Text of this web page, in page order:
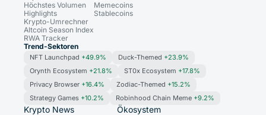
Höchstes Volumen
Highlights
Krypto-Umrechner
Altcoin Season Index
RWA Tracker
Memecoins
Stablecoins
Trend-Sektoren
NFT Launchpad +49.9% Duck-Themed +23.9%
Orynth Ecosystem +21.8% ST0x Ecosystem +17.8%
Privacy Browser +16.4% Zodiac-Themed +15.2%
Strategy Games +10.2% Robinhood Chain Meme +9.2%
Krypto News Ökosystem